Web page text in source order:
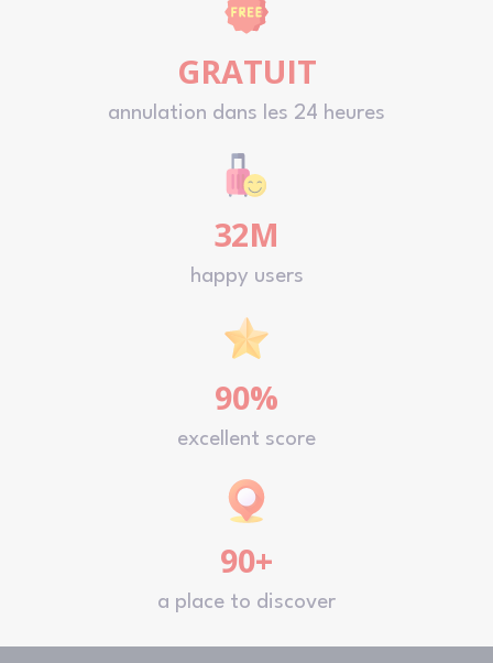
GRATUIT
annulation dans les 24 heures
32M
happy users
90%
excellent score
90+
a place to discover